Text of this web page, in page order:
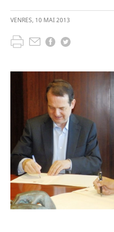
VENRES, 10 MAI2013